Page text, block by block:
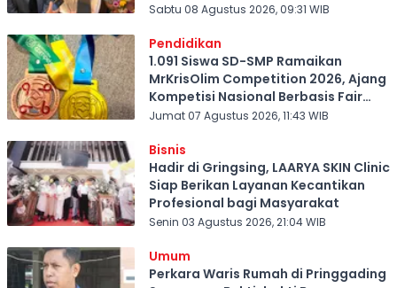
Sabtu 08 Agustus 2026, 09:31 WIB
Pendidikan
1.091 Siswa SD-SMP Ramaikan
MrKrisOlim Competition 2026, Ajang
Kompetisi Nasional Berbasis Fair
Play
Jumat 07 Agustus 2026, 11:43 WIB
Bisnis
Hadir di Gringsing, LAARYA SKIN Clinic
Siap Berikan Layanan Kecantikan
Profesional bagi Masyarakat
Senin 03 Agustus 2026, 21:04 WIB
Umum
Perkara Waris Rumah di Pringgading